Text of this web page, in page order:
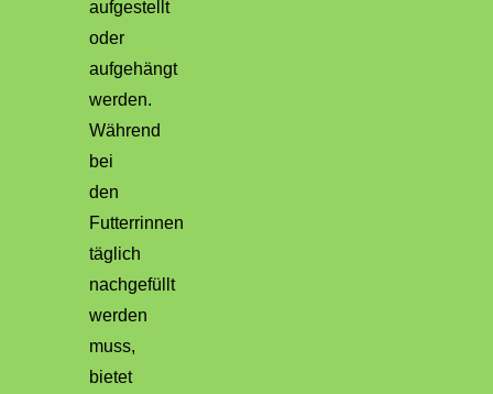
aufgestellt
oder
aufgehängt
werden.
Während
bei
den
Futterrinnen
täglich
nachgefüllt
werden
muss,
bietet